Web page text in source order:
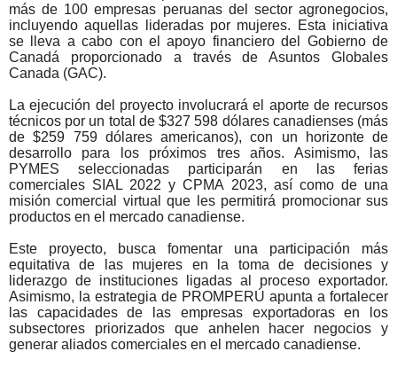
más de 100 empresas peruanas del sector agronegocios,
incluyendo aquellas lideradas por mujeres. Esta iniciativa
se lleva a cabo con el apoyo financiero del Gobierno de
Canadá proporcionado a través de Asuntos Globales
Canada (GAC).
La ejecución del proyecto involucrará el aporte de recursos
técnicos por un total de $327 598 dólares canadienses (más
de $259 759 dólares americanos), con un horizonte de
desarrollo para los próximos tres años. Asimismo, las
PYMES seleccionadas participarán en las ferias
comerciales SIAL 2022 y CPMA 2023, así como de una
misión comercial virtual que les permitirá promocionar sus
productos en el mercado canadiense.
Este proyecto, busca fomentar una participación más
equitativa de las mujeres en la toma de decisiones y
liderazgo de instituciones ligadas al proceso exportador.
Asimismo, la estrategia de PROMPERÚ apunta a fortalecer
las capacidades de las empresas exportadoras en los
subsectores priorizados que anhelen hacer negocios y
generar aliados comerciales en el mercado canadiense.